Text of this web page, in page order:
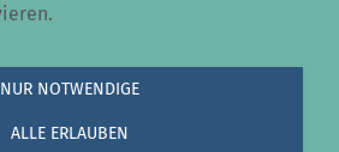
NUR NOTWENDIGE
ALLE ERLAUBEN